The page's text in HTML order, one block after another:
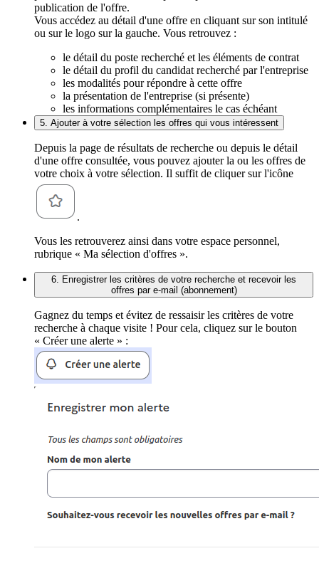
publication de l'offre.
Vous accédez au détail d'une offre en cliquant sur son intitulé
ou sur le logo sur la gauche. Vous retrouvez :
le détail du poste recherché et les éléments de contrat
le détail du profil du candidat recherché par l'entreprise
les modalités pour répondre à cette offre
la présentation de l'entreprise (si présente)
les informations complémentaires le cas échéant
5. Ajouter à votre sélection les offres qui vous intéressent
Depuis la page de résultats de recherche ou depuis le détail
d'une offre consultée, vous pouvez ajouter la ou les offres de
votre choix à votre sélection. Il suffit de cliquer sur l'icône
.
Vous les retrouverez ainsi dans votre espace personnel,
rubrique « Ma sélection d'offres ».
6. Enregistrer les critères de votre recherche et recevoir les
offres par e-mail (abonnement)
Gagnez du temps et évitez de ressaisir les critères de votre
recherche à chaque visite ! Pour cela, cliquez sur le bouton
« Créer une alerte » :